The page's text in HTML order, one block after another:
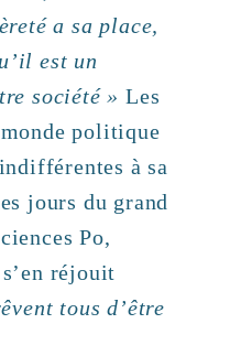
a sa place,
est un
société » Les
politique
à sa
jours du grand
Po,
réjouit
tous d’être